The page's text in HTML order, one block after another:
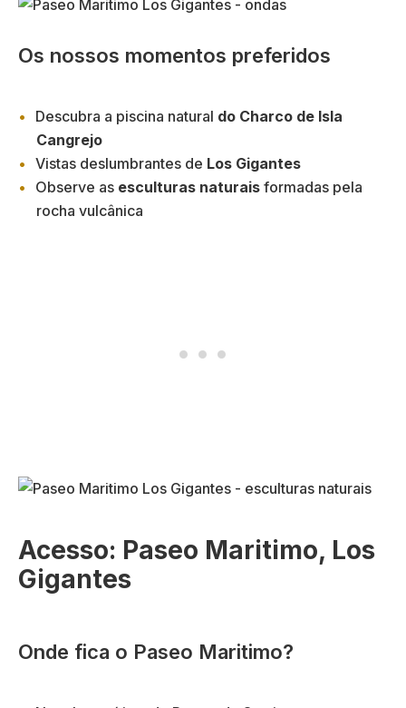
Os nossos momentos preferidos
Descubra a piscina natural do Charco de Isla
Cangrejo
Vistas deslumbrantes de Los Gigantes
Observe as esculturas naturais formadas pela
rocha vulcânica
Acesso: Paseo Maritimo, Los
Gigantes
Onde fica o Paseo Maritimo?